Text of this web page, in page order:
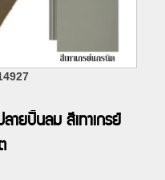
ายปั้นลม สีเทาเกรย์